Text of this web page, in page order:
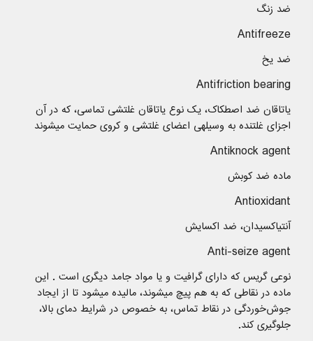
ضد زنگ
Antifreeze
ضد یخ
Antifriction bearing
یاتاقان ضد اصطکاک، یک نوع یاتاقان غلتشی تماسی، که در آن
اجزای غلتنده به وسیلهی اعضای غلتشی و کروی حمایت میشوند
Antiknock agent
ماده ضد کوبش
Antioxidant
آنتیاکسیدان، ضد اکسایش
Anti-seize agent
نوعی گریس که دارای گرافیت و یا مواد جامد دیگری است . این
ماده در نقاطی که به هم پیچ میشوند، مالیده میشود تا از ایجاد
جوش‌خوردگی در نقاط تماس، به خصوص در شرایط دمای بالا،
جلوگیری کند.